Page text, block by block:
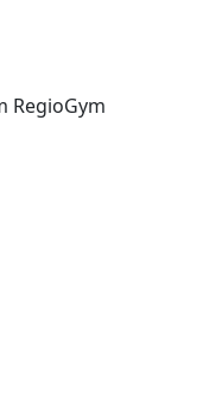
RegioGym